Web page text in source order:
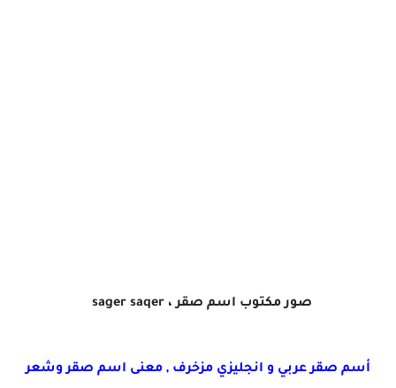
صور مكتوب اسم صقر ، sager saqer
أسم صقر عربي و انجليزي مزخرف , معنى اسم صقر وشعر